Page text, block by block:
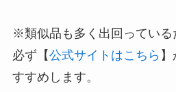
※類似品も多く出回っている
必ず【公式サイトはこちら
すすめします。